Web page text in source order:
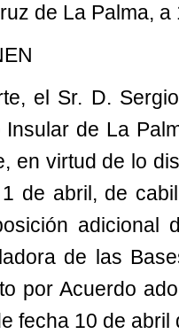
de La Palma,
el Sr. D.
Insular de La
en virtud de lo
de abril, de
adicional
de las
por Acuerdo
fecha 10 de abril